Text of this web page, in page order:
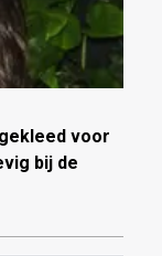
voor
bij de